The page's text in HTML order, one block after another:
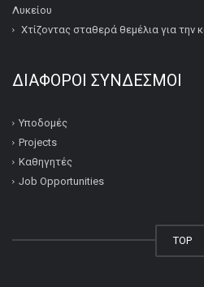
Λυκείου
Χτίζοντας σταθερά θεμέλια για την
ΔΙΆΦΟΡΟΙ ΣΎΝΔΕΣΜΟΙ
Υποδομές
Projects
Καθηγητές
Job Opportunities
TOP